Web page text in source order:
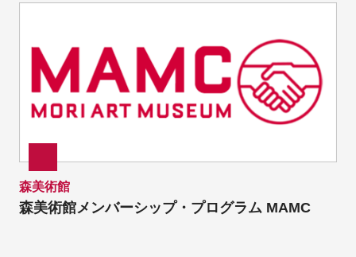
森美術館
森美術館メンバーシップ・プログラム MAMC